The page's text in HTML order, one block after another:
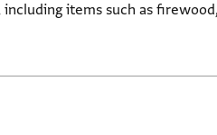
items such as